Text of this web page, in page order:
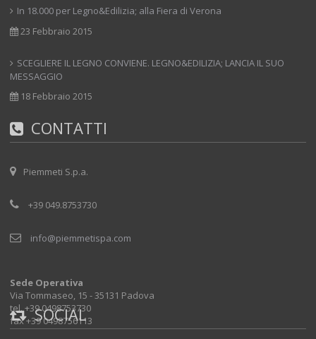
In 18.000 per Legno&Edilizia; alla Fiera di Verona
23 Febbraio 2015
SCEGLIERE IL LEGNO CONVIENE. LEGNO&EDILIZIA; LANCIA IL SUO
MESSAGGIO
18 Febbraio 2015
CONTATTI
Piemmeti S.p.a.
+39 049.8753730
info@piemmetispa.com
Sede Operativa
Via Tommaseo, 15 - 35131 Padova
tel. +39 0498753730
fax +39 0498756113
SOCIAL